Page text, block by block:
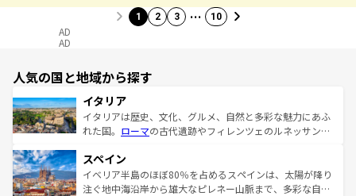
1 2 3 … 10
AD
AD
人気の国と地域から探す
イタリア
イタリアは歴史、文化、グルメ、自然と多彩な魅力にあふ
れた国。 ローマの古代遺跡やフィレンツェのルネッサンス
ろん、トスカーナの美しい田園風景やアマルフィ海岸の絶
景など、自然景観も見逃せない。観光の合間には、本場の
ピザやパスタなど、絶品のイタリア料理を堪能することも
スペイン
イベリア半島のほぼ80％を占めるスペインは、太陽が降り
注ぐ地中海沿岸から雄大なピレネー山脈まで、多彩な自然